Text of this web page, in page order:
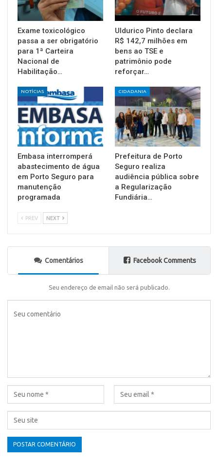
Exame toxicológico
passa a ser obrigatório
para 1ª Carteira
Nacional de
Habilitação…
Uldurico Pinto declara
R$ 142,7 milhões em
bens ao TSE e
patrimônio pode
reforçar…
NOTÍCIAS
Embasa interromperá
abastecimento de água
em Porto Seguro para
manutenção
programada
CIDADANIA
Prefeitura de Porto
Seguro realiza
audiência pública sobre
a Regularização
Fundiária…
PREV NEXT
Comentários Facebook Comments
Seu endereço de email não será publicado.